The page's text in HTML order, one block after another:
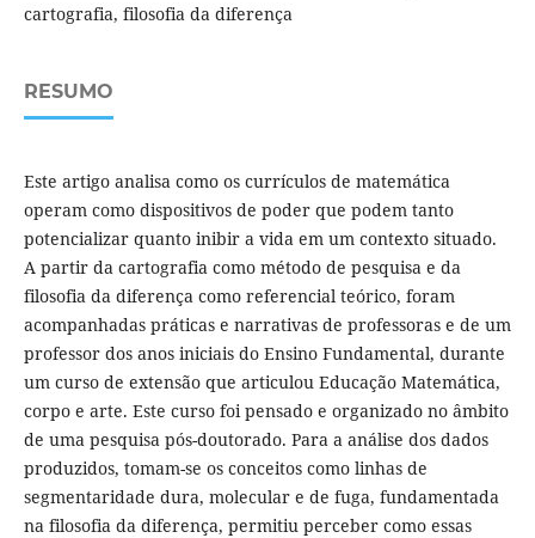
cartografia, filosofia da diferença
RESUMO
Este artigo analisa como os currículos de matemática
operam como dispositivos de poder que podem tanto
potencializar quanto inibir a vida em um contexto situado.
A partir da cartografia como método de pesquisa e da
filosofia da diferença como referencial teórico, foram
acompanhadas práticas e narrativas de professoras e de um
professor dos anos iniciais do Ensino Fundamental, durante
um curso de extensão que articulou Educação Matemática,
corpo e arte. Este curso foi pensado e organizado no âmbito
de uma pesquisa pós-doutorado. Para a análise dos dados
produzidos, tomam-se os conceitos como linhas de
segmentaridade dura, molecular e de fuga, fundamentada
na filosofia da diferença, permitiu perceber como essas